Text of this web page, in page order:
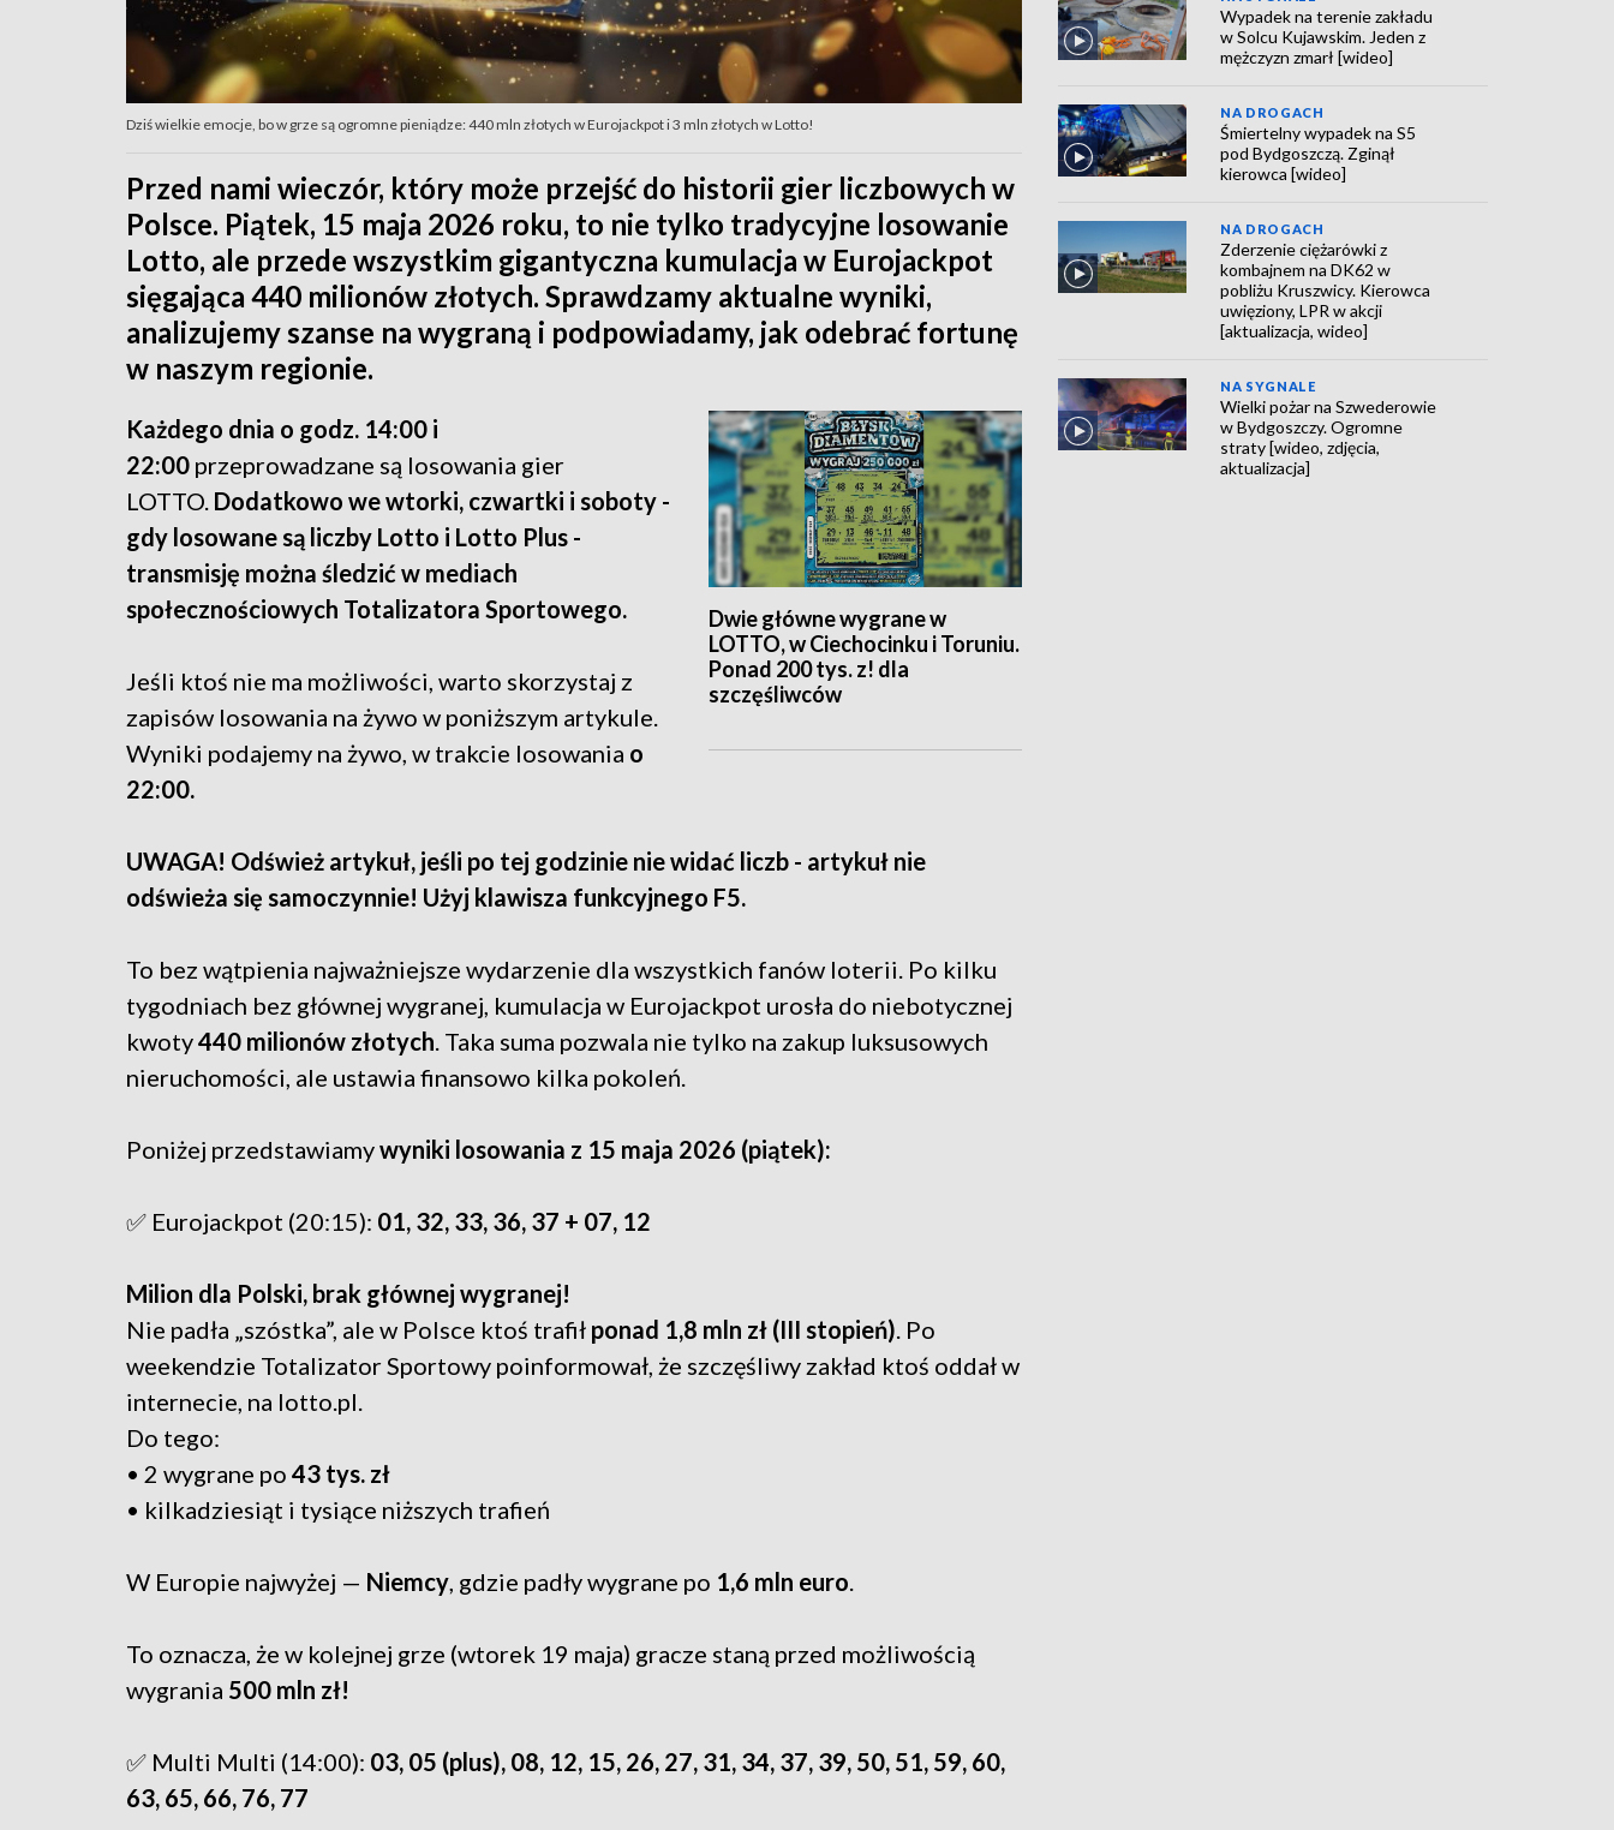
Dziś wielkie emocje, bo w grze są ogromne pieniądze: 440 mln złotych w Eurojackpot i 3 mln złotych w Lotto!
Przed nami wieczór, który może przejść do historii gier liczbowych w
Polsce. Piątek, 15 maja 2026 roku, to nie tylko tradycyjne losowanie
Lotto, ale przede wszystkim gigantyczna kumulacja w Eurojackpot
sięgająca 440 milionów złotych. Sprawdzamy aktualne wyniki,
analizujemy szanse na wygraną i podpowiadamy, jak odebrać fortunę
w naszym regionie.
Dwie główne wygrane w
LOTTO, w Ciechocinku i Toruniu.
Ponad 200 tys. z! dla
szczęśliwców
Każdego dnia o godz. 14:00 i
22:00 przeprowadzane są losowania gier
LOTTO. Dodatkowo we wtorki, czwartki i soboty -
gdy losowane są liczby Lotto i Lotto Plus -
transmisję można śledzić w mediach
społecznościowych Totalizatora Sportowego.
Jeśli ktoś nie ma możliwości, warto skorzystaj z
zapisów losowania na żywo w poniższym artykule.
Wyniki podajemy na żywo, w trakcie losowania o
22:00.
UWAGA! Odśwież artykuł, jeśli po tej godzinie nie widać liczb - artykuł nie
odświeża się samoczynnie! Użyj klawisza funkcyjnego F5.
To bez wątpienia najważniejsze wydarzenie dla wszystkich fanów loterii. Po kilku
tygodniach bez głównej wygranej, kumulacja w Eurojackpot urosła do niebotycznej
kwoty440 milionów złotych. Taka suma pozwala nie tylko na zakup luksusowych
nieruchomości, ale ustawia finansowo kilka pokoleń.
Poniżej przedstawiamywyniki losowania z 15 maja 2026 (piątek):
✅ Eurojackpot (20:15): 01, 32, 33, 36, 37 + 07, 12
Milion dla Polski, brak głównej wygranej!
Nie padła „szóstka”, ale w Polsce ktoś trafił ponad 1,8 mln zł (III stopień). Po
weekendzie Totalizator Sportowy poinformował, że szczęśliwy zakład ktoś oddał w
internecie, na lotto.pl.
Do tego:
• 2 wygrane po 43 tys. zł
• kilkadziesiąt i tysiące niższych trafień
W Europie najwyżej — Niemcy, gdzie padły wygrane po 1,6 mln euro.
To oznacza, że w kolejnej grze (wtorek 19 maja) gracze staną przed możliwością
wygrania 500 mln zł!
✅ Multi Multi (14:00): 03, 05 (plus), 08, 12, 15, 26, 27, 31, 34, 37, 39, 50, 51, 59, 60,
63, 65, 66, 76, 77
Wypadek na terenie zakładu
w Solcu Kujawskim. Jeden z
mężczyzn zmarł [wideo]
NA DROGACH
Śmiertelny wypadek na S5
pod Bydgoszczą. Zginął
kierowca [wideo]
NA DROGACH
Zderzenie ciężarówki z
kombajnem na DK62 w
pobliżu Kruszwicy. Kierowca
uwięziony, LPR w akcji
[aktualizacja, wideo]
NA SYGNALE
Wielki pożar na Szwederowie
w Bydgoszczy. Ogromne
straty [wideo, zdjęcia,
aktualizacja]